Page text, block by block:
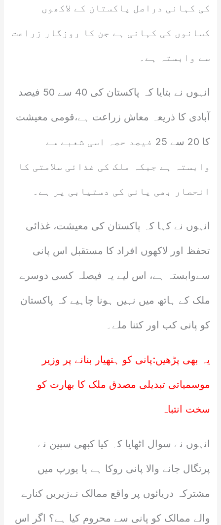
کی کہانی دراصل پاکستان کے لاکھوں
کسانوں کی کہانی ہے جن کا روزگار زراعت
سے وابستہ ہے۔
انہوں نے بتایا کہ پاکستان کی 40 سے 50 فیصد
آبادی کا ذریعہ معاش زراعت ہے،قومی معیشت
کا 20 سے 25 فیصد حصہ اسی شعبے سے
وابستہ ہے جبکہ ملک کی غذائی سلامتی کا
انحصار بھی پانی کی دستیابی پر ہے۔
انہوں نے کہا کہ پاکستان کی معیشت، غذائی
تحفظ اور لاکھوں افراد کا مستقبل اس پانی
سےوابستہ ہے، اس لیے یہ فیصلہ کسی دوسرے
ملک کے ہاتھ میں نہیں ہونا چاہیے کہ پاکستان
کو پانی کب اور کتنا ملے۔
یہ بھی پڑھیں:پانی کو ہتھیار بنانے پر وزیر
موسمیاتی تبدیلی مصدق ملک کا بھارت کو
سخت انتباہ
انہوں نے سوال اٹھایا کہ کیا کبھی سپین نے
پرتگال جانے والا پانی روکا ہے یا یورپ میں
مشترکہ دریائوں پر واقع ممالک نےزیریں کنارے
والے ممالک کو پانی سے محروم کیا ہے؟ اگر اس